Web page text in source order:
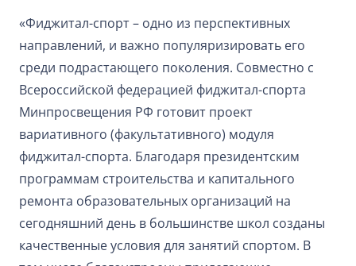
«Фиджитал-спорт – одно из перспективных
направлений, и важно популяризировать его
среди подрастающего поколения. Совместно с
Всероссийской федерацией фиджитал-спорта
Минпросвещения РФ готовит проект
вариативного (факультативного) модуля
фиджитал-спорта. Благодаря президентским
программам строительства и капитального
ремонта образовательных организаций на
сегодняшний день в большинстве школ созданы
качественные условия для занятий спортом. В